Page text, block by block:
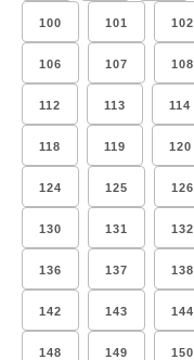
100 101 102
106 107 108
112 113 114
118 119 120
124 125 126
130 131 132
136 137 138
142 143 144
148 149 150